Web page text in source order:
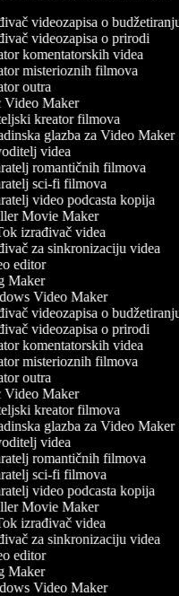
videozapisa o budžetiranju
videozapisa o prirodi
komentatorskih videa
misterioznih filmova
outra
Maker
kreator filmova
glazba za Video Maker
videa
romantičnih filmova
sci-fi filmova
video podcasta kopija
Movie Maker
izrađivač videa
za sinkronizaciju videa
editor
Video Maker
videozapisa o budžetiranju
videozapisa o prirodi
komentatorskih videa
misterioznih filmova
outra
Maker
kreator filmova
glazba za Video Maker
videa
romantičnih filmova
sci-fi filmova
video podcasta kopija
Movie Maker
izrađivač videa
za sinkronizaciju videa
editor
Video Maker